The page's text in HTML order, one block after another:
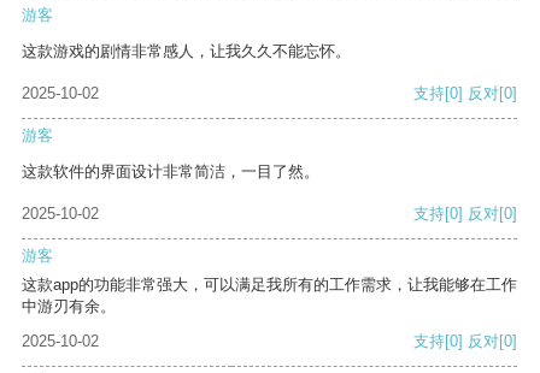
游客
这款游戏的剧情非常感人，让我久久不能忘怀。
2025-10-02 支持[0] 反对[0]
游客
这款软件的界面设计非常简洁，一目了然。
2025-10-02 支持[0] 反对[0]
游客
这款app的功能非常强大，可以满足我所有的工作需求，让我能够在工作
中游刃有余。
2025-10-02
支持[0] 反对[0]